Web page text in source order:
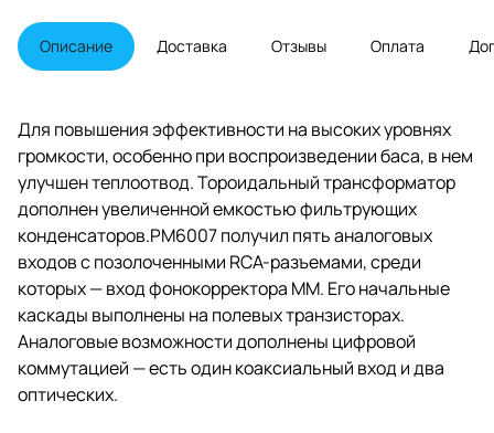
расширенный динамический
диапазон с уменьшенными
искажениями. PM6007 выдаст 45
стандартный слышимый
диапазон частот.
Описание Доставка Отзывы Оплата
Для повышения эффективности на высоких уровнях
громкости, особенно при воспроизведении баса, в нем
улучшен теплоотвод. Тороидальный трансформатор
дополнен увеличенной емкостью фильтрующих
конденсаторов.PM6007 получил пять аналоговых
входов с позолоченными RCA-разъемами, среди
которых — вход фонокорректора ММ. Его начальные
каскады выполнены на полевых транзисторах.
Аналоговые возможности дополнены цифровой
коммутацией — есть один коаксиальный вход и два
оптических.